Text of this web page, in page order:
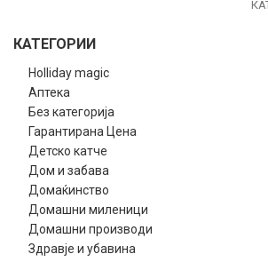
КАТЕГОРИИ
Holliday magic
Аптека
Без категорија
Гарантирана Цена
Детско катче
Дом и забава
Домаќинство
Домашни миленици
Домашни производи
Здравје и убавина